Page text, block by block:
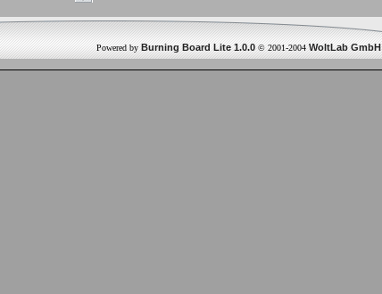
Powered byBurning Board Lite 1.0.0© 2001-2004WoltLab GmbH